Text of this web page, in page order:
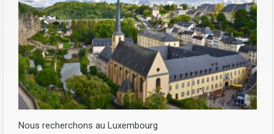
Nous recherchons au Luxembourg